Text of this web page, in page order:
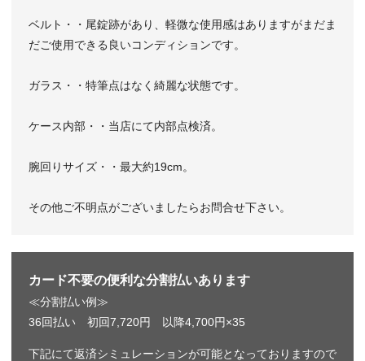
ベルト・・尾錠跡があり、軽微な使用感はありますがまだま
だご使用できる良いコンディションです。
ガラス・・特筆点はなく綺麗な状態です。
ケース内部・・当店にて内部点検済。
腕回りサイズ・・最大約19cm。
その他ご不明点がございましたらお問合せ下さい。
カード不要の便利な分割払いあります
≪分割払い例≫
36回払い 初回7,720円 以降4,700円×35
下記にて返済シミュレーションが可能となっておりますので